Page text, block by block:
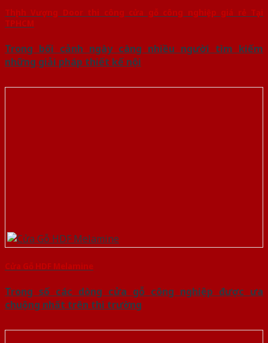
Thịnh Vượng Door thi công cửa gỗ công nghiệp giá rẻ Tại
TPHCM
Trong bối cảnh ngày càng nhiều người tìm kiếm
những giải pháp thiết kế nội
Cửa Gỗ HDF Melamine
Trong số các dòng cửa gỗ công nghiệp được ưa
chuộng nhất trên thi trường